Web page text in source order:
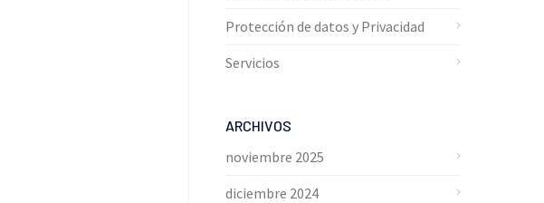
Protección de datos y Privacidad
Servicios
ARCHIVOS
noviembre 2025
diciembre 2024